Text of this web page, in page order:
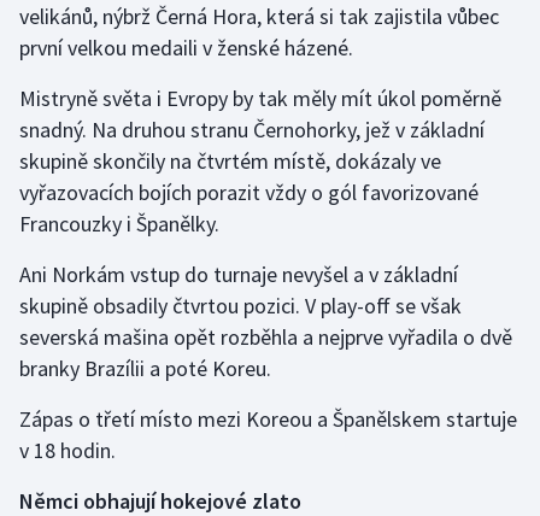
velikánů, nýbrž Černá Hora, která si tak zajistila vůbec
první velkou medaili v ženské házené.
Mistryně světa i Evropy by tak měly mít úkol poměrně
snadný. Na druhou stranu Černohorky, jež v základní
skupině skončily na čtvrtém místě, dokázaly ve
vyřazovacích bojích porazit vždy o gól favorizované
Francouzky i Španělky.
Ani Norkám vstup do turnaje nevyšel a v základní
skupině obsadily čtvrtou pozici. V play-off se však
severská mašina opět rozběhla a nejprve vyřadila o dvě
branky Brazílii a poté Koreu.
Zápas o třetí místo mezi Koreou a Španělskem startuje
v 18 hodin.
Němci obhajují hokejové zlato